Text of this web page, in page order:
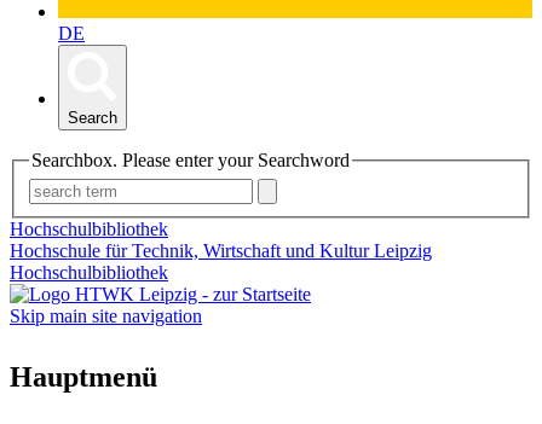
DE
Search
Searchbox. Please enter your Searchword
Hochschulbibliothek
Hochschule für Technik, Wirtschaft und Kultur Leipzig
Hochschulbibliothek
Skip main site navigation
Hauptmenü